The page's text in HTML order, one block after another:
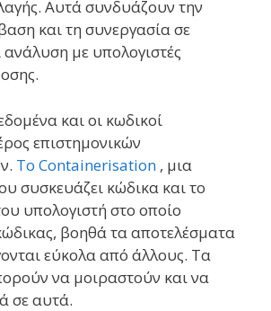
Αυτά συνδυάζουν την
και τη συνεργασία σε
με υπολογιστές
και οι κωδικοί
επιστημονικών
Το Containerisation , μια
συσκευάζει κώδικα και το
υπολογιστή στο οποίο
βοηθά τα αποτελέσματα
εύκολα από άλλους. Τα
να μοιραστούν και να
σε αυτά.